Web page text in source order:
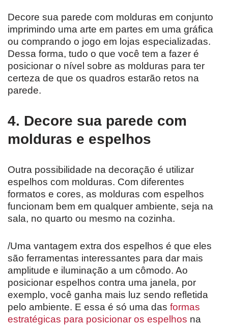
Decore sua parede com molduras em conjunto
imprimindo uma arte em partes em uma gráfica
ou comprando o jogo em lojas especializadas.
Dessa forma, tudo o que você tem a fazer é
posicionar o nível sobre as molduras para ter
certeza de que os quadros estarão retos na
parede.
4. Decore sua parede com
molduras e espelhos
Outra possibilidade na decoração é utilizar
espelhos com molduras. Com diferentes
formatos e cores, as molduras com espelhos
funcionam bem em qualquer ambiente, seja na
sala, no quarto ou mesmo na cozinha.
/Uma vantagem extra dos espelhos é que eles
são ferramentas interessantes para dar mais
amplitude e iluminação a um cômodo. Ao
posicionar espelhos contra uma janela, por
exemplo, você ganha mais luz sendo refletida
pelo ambiente. E essa é só uma das formas
estratégicas para posicionar os espelhos na